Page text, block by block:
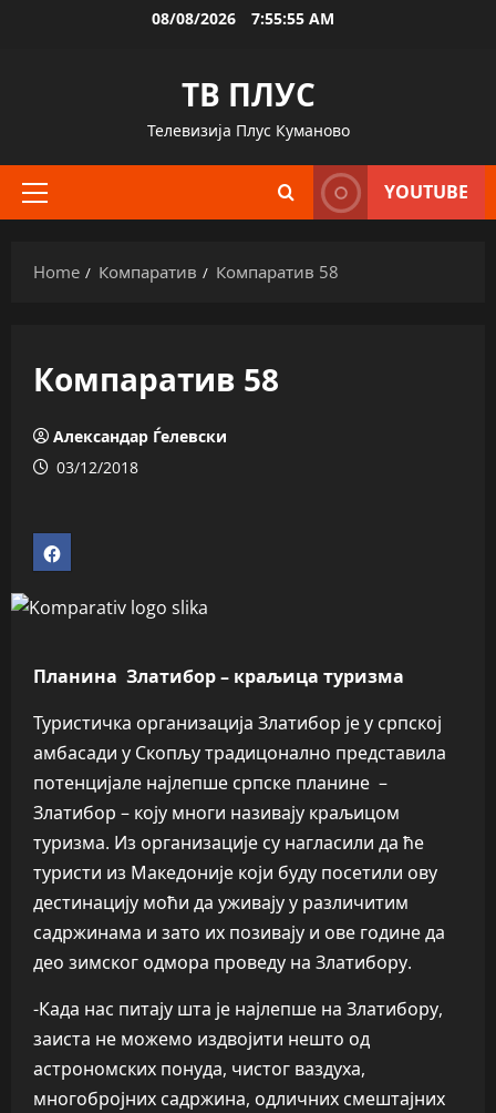
08/08/2026 7:55:57 AM
ТВ ПЛУС
Телевизија Плус Куманово
Primary
YOUTUBE
Home Компаратив Компаратив 58
Компаратив 58
Александар Ѓелевски
03/12/2018
Планина Златибор – краљица туризма
Туристичка организација Златибор је у српској
амбасади у Скопљу традицонално представила
потенцијале најлепше српске планине –
Златибор – коју многи називају краљицом
туризма. Из организације су нагласили да ће
туристи из Македоније који буду посетили ову
дестинацију моћи да уживају у различитим
садржинама и зато их позивају и ове године да
део зимског одмора проведу на Златибору.
-Када нас питају шта је најлепше на Златибору,
заиста не можемо издвојити нешто од
астрономских понуда, чистог ваздуха,
многобројних садржина, одличних смештајних